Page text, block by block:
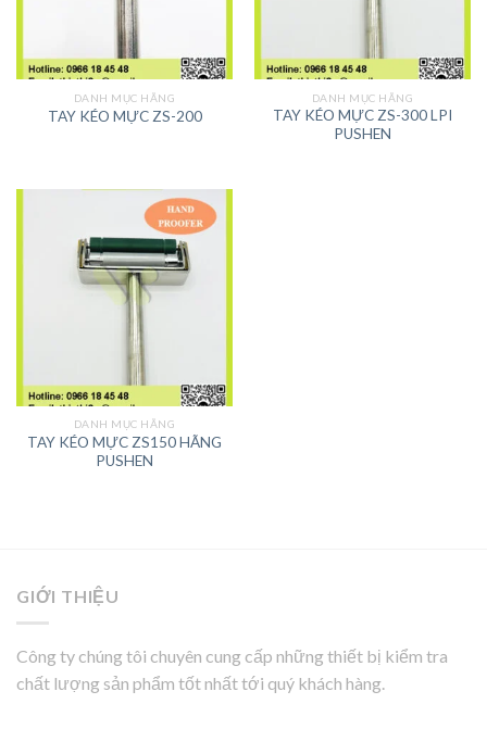
DANH MỤC HÃNG
TAY KÉO MỰC ZS-200
DANH MỤC HÃNG
TAY KÉO MỰC ZS-300 LPI
PUSHEN
DANH MỤC HÃNG
TAY KÉO MỰC ZS150 HÃNG
PUSHEN
GIỚI THIỆU
Công ty chúng tôi chuyên cung cấp những thiết bị kiểm tra
chất lượng sản phẩm tốt nhất tới quý khách hàng.